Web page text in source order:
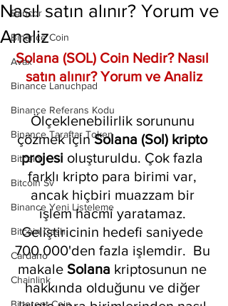
Bancor
Binance Coin
Avax
Binance Lanuchpad
Binance Referans Kodu
Binance Taraftar Token
Bitcoin
Bitcoin Sv
Binance Yeni Listeleme
Bitcoin Cash
Cardano
Chainlink
Nasıl satın alınır? Yorum ve
Analiz
Solana (SOL) Coin Nedir? Nasıl
satın alınır? Yorum ve Analiz
Ölçeklenebilirlik sorununu
çözmek için Solana (Sol) kripto
projesi oluşturuldu. Çok fazla
farklı kripto para birimi var,
ancak hiçbiri muazzam bir
işlem hacmi yaratamaz.
Geliştiricinin hedefi saniyede
700.000'den fazla işlemdir.  Bu
makale Solana kriptosunun ne
hakkında olduğunu ve diğer